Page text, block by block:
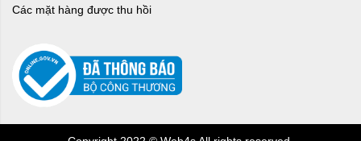
Các mặt hàng được thu hồi